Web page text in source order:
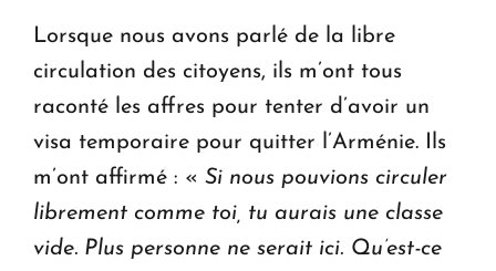
Lorsque nous avons parlé de la libre
circulation des citoyens, ils m’ont tous
raconté les affres pour tenter d’avoir un
visa temporaire pour quitter l’Arménie. Ils
m’ont affirmé : « Si nous pouvions circuler
librement comme toi, tu aurais une classe
vide. Plus personne ne serait ici. Qu’est-ce